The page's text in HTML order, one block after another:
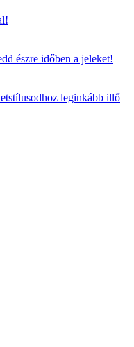
észre időben a jeleket!
leginkább illő